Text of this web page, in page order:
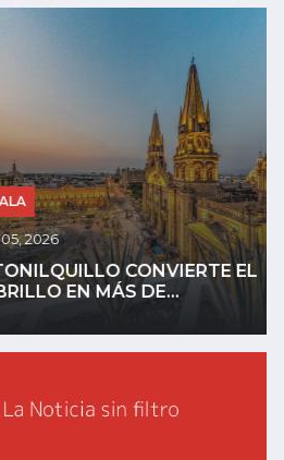
CONVIERTE EL
DE...